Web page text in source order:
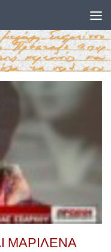
ΜΑΡΙΛΕΝΑ